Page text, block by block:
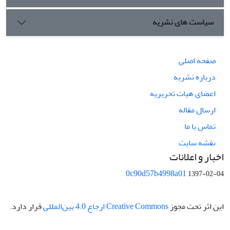
سیاست های نشریه
صفحه اصلی
درباره نشریه
اعضای هیات تحریریه
ارسال مقاله
تماس با ما
نقشه سایت
اخبار و اعلانات
0c90d57b4998a011397-02-04
این اثر تحت مجوز Creative Commons ارجاع 4.0 بین‌المللی قرار دارد.